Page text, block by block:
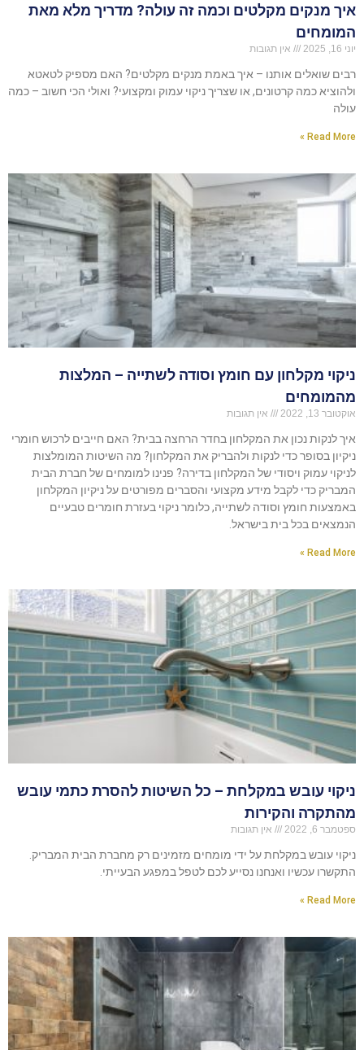
איך מנקים מקלטים וכמה זה עולה? מדריך מלא מאת
המומחים
יוני 16, 2025 אין תגובות
רבים שואלים אותנו – איך באמת מנקים מקלטים? האם מספיק לטאטא
ולהוציא כמה קרטונים, או שצריך ניקוי עמוק ומקצועי? ואולי הכי חשוב – כמה
עולה
Read More »
ניקוי מקלחון עם חומץ וסודה לשתייה – המלצות
מהמומחים
אוקטובר 13, 2022 אין תגובות
איך לנקות נכון את המקלחון בחדר הרחצה בבית? האם חייבים לרכוש חומרי
ניקיון בסופר כדי לנקות ולהבריק את המקלחון? מה השיטות המומלצות
לניקוי עמוק ויסודי של המקלחון בדירה? פנינו למומחים של חברת הבית
המבריק כדי לקבל מידע מקצועי והסברים מפורטים על ניקיון המקלחון
באמצעות חומץ וסודה לשתייה, כלומר ניקוי בעזרת חומרים טבעיים
הנמצאים בכל בית בישראל.
Read More »
ניקוי עובש במקלחת – כל השיטות להסרת כתמי עובש
מהתקרה והקירות
ספטמבר 6, 2022 אין תגובות
ניקוי עובש במקלחת על ידי מומחים מזמינים רק מחברת הבית המבריק.
התקשרו עכשיו ואנחנו נסייע לכם לטפל במפגע הבעייתי.
Read More »